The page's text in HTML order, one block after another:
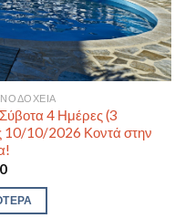
4 Ημέρες (3
10/10/2026 Κοντά στην